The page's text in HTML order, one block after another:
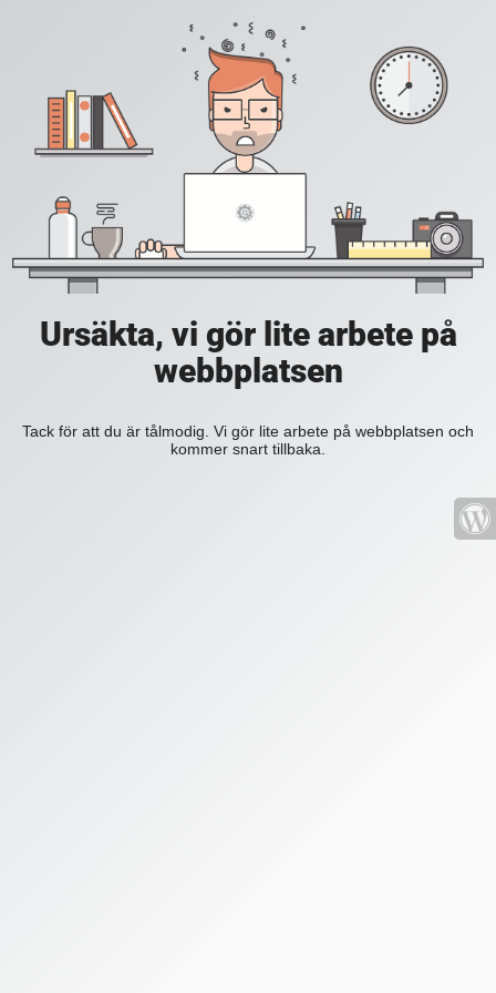
Ursäkta, vi gör lite arbete på
webbplatsen
Tack för att du är tålmodig. Vi gör lite arbete på webbplatsen och
kommer snart tillbaka.